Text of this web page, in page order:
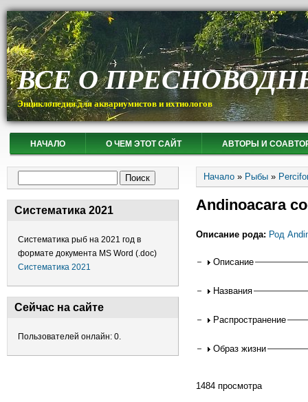
ВСЕ О
Энциклопедия для аквариумистов и ихтиологов
НАЧАЛО О ЧЕМ ЭТОТ САЙТ АВТОРЫ И
Систематика 2021
Систематика рыб на 2021 год в
формате документа MS Word (.doc)
Систематика 2021
Сейчас на сайте
Пользователей онлайн: 0.
Вы здесь
Начало » Рыбы »
Andinoacara
Описание рода: Род
Описание
Названия
Распространение
Образ жизни
1484 просмотра